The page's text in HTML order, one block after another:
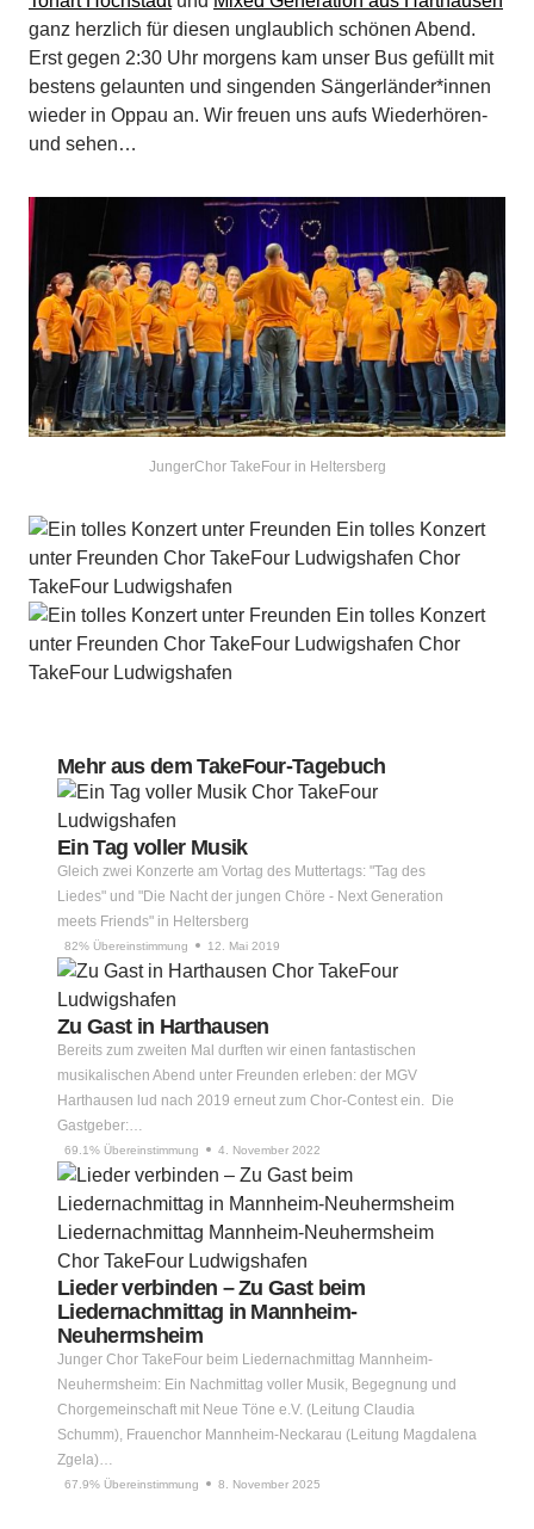
ganz herzlich für diesen unglaublich schönen Abend.
Erst gegen 2:30 Uhr morgens kam unser Bus gefüllt mit
bestens gelaunten und singenden Sängerländer*innen
wieder in Oppau an. Wir freuen uns aufs Wiederhören-
und sehen…
JungerChor TakeFour in Heltersberg
Mehr aus dem TakeFour-Tagebuch
Ein Tag voller Musik
Gleich zwei Konzerte am Vortag des Muttertags: "Tag des
Liedes" und "Die Nacht der jungen Chöre - Next Generation
meets Friends" in Heltersberg
82% Übereinstimmung 12. Mai 2019
Zu Gast in Harthausen
Bereits zum zweiten Mal durften wir einen fantastischen
musikalischen Abend unter Freunden erleben: der MGV
Harthausen lud nach 2019 erneut zum Chor-Contest ein. Die
Gastgeber:…
69.1% Übereinstimmung 4. November 2022
Lieder verbinden – Zu Gast beim
Liedernachmittag in Mannheim-
Neuhermsheim
Junger Chor TakeFour beim Liedernachmittag Mannheim-
Neuhermsheim: Ein Nachmittag voller Musik, Begegnung und
Chorgemeinschaft mit Neue Töne e.V. (Leitung Claudia
Schumm), Frauenchor Mannheim-Neckarau (Leitung Magdalena
Zgela)…
67.9% Übereinstimmung 8. November 2025